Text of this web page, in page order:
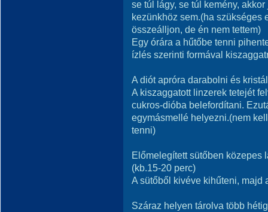
se túl lágy, se túl kemény,
kezünkhöz sem.(ha szükséges
összeálljon, de én nem tettem)
Egy órára a hűtőbe tenni
ízlés szerinti formával
A diót apróra darabolni és
A kiszaggatott linzerek tetejét
cukros-dióba belefordítani.
egymásmellé helyezni.(nem
tenni)
Előmelegített sütőben közepes
(kb.15-20 perc)
A sütőből kivéve kihűteni, majd
Száraz helyen tárolva több